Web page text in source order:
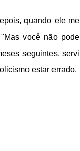
quando ele me
você não pode
seguintes, servi
estar errado.